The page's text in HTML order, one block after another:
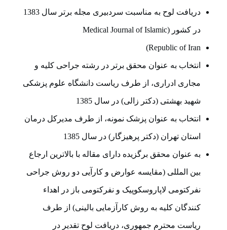
دریافت لوح به مناسبت سردبیری مجله برتر سال 1383
در کشور (Medical Journal of Islamic
Republic of Iran)
انتخاب به عنوان محقق برتر در رشته جراحی کلیه و
مجاری ادراری، از طرف ریاست دانشگاه علوم پزشکی
شهید بهشتی (دکتر زالی) در سال 1385
انتخاب به عنوان پزشک نمونه، از طرف مدیرکل درمان
استان تهران (دکتر پرهیزگار) در سال 1385
به عنوان محقق برگزیده دارای مقاله با بالاترین ارجاع
بین المللی (مقایسه عوارض و کارآیی دو روش جراحی
نفرکتومی لاپاروسکوپیک و نفرکتومی باز در اهداء
کنندگان کلیه به روش کارآزمایی بالینی) از طرف
ریاست محترم جمهوری، دریافت لوح تقدیر در